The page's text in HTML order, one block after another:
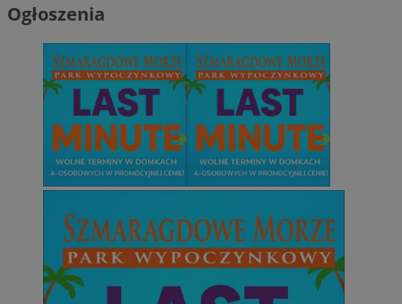
Ogłoszenia